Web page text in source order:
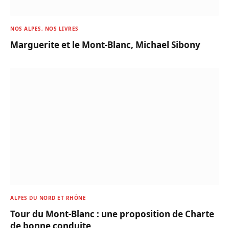
NOS ALPES, NOS LIVRES
Marguerite et le Mont-Blanc, Michael Sibony
ALPES DU NORD ET RHÔNE
Tour du Mont-Blanc : une proposition de Charte